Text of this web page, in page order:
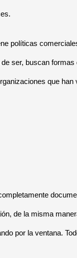
políticas
ser, buscan
que
de la misma
por la ventana.